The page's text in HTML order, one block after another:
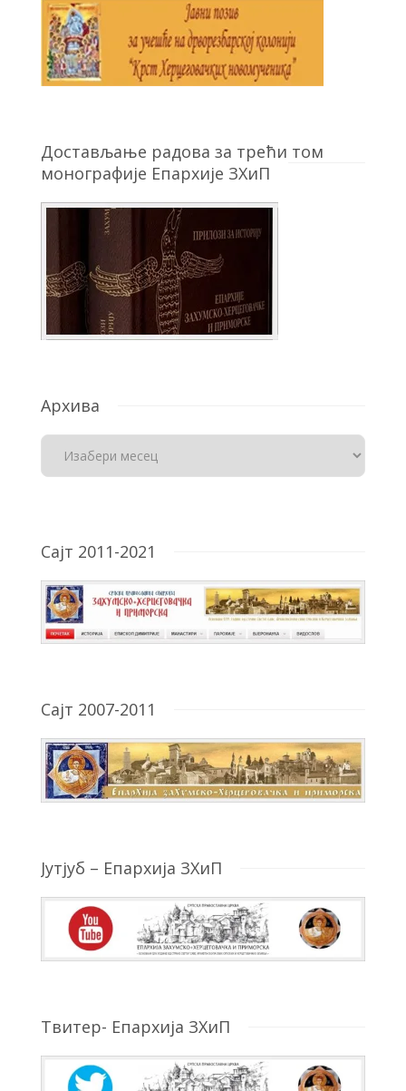
Достављање радова за трећи том
монографије Епархије ЗХиП
Архива
Сајт 2011-2021
Сајт 2007-2011
Јутјуб – Епархија ЗХиП
Твитер- Епархија ЗХиП